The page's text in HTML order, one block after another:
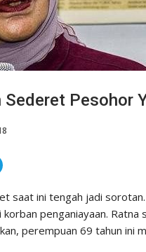
Sederet Pesohor
saat ini tengah jadi
penganiayaan. Ratna
perempuan 69 tahun ini